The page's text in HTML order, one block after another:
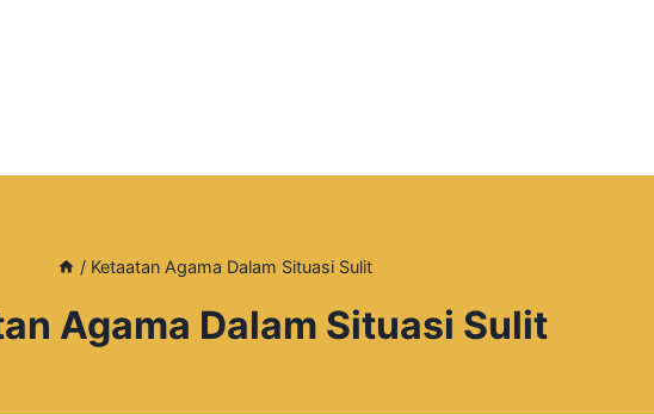
/ Ketaatan Agama Dalam Situasi Sulit
Agama Dalam Situasi Sulit